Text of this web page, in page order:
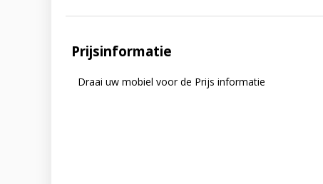
Prijsinformatie
Draai uw mobiel voor de Prijs informatie